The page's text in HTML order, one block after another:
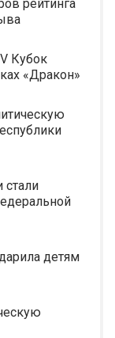
рейтинга
Кубок
«Дракон»
стали
детям